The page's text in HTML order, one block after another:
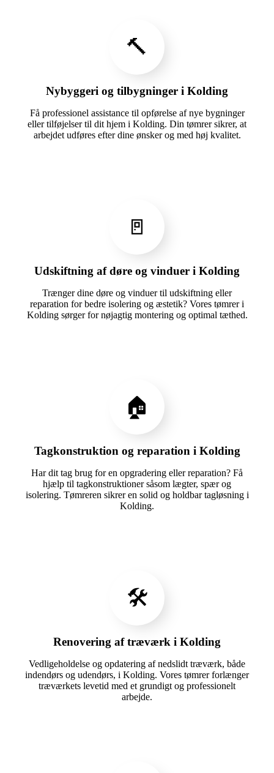
🔨
Nybyggeri og tilbygninger i Kolding
Få professionel assistance til opførelse af nye bygninger
eller tilføjelser til dit hjem i Kolding. Din tømrer sikrer, at
arbejdet udføres efter dine ønsker og med høj kvalitet.
🚪
Udskiftning af døre og vinduer i Kolding
Trænger dine døre og vinduer til udskiftning eller
reparation for bedre isolering og æstetik? Vores tømrer i
Kolding sørger for nøjagtig montering og optimal tæthed.
🏠
Tagkonstruktion og reparation i Kolding
Har dit tag brug for en opgradering eller reparation? Få
hjælp til tagkonstruktioner såsom lægter, spær og
isolering. Tømreren sikrer en solid og holdbar tagløsning i
Kolding.
🛠️
Renovering af træværk i Kolding
Vedligeholdelse og opdatering af nedslidt træværk, både
indendørs og udendørs, i Kolding. Vores tømrer forlænger
træværkets levetid med et grundigt og professionelt
arbejde.